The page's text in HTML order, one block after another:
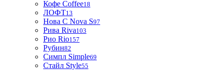
Кофе Coffee18
ЛОФТ13
Нова С Nova S97
Рива Riva103
Рио Rio157
Рубин82
Симпл Simple69
Стайл Style55